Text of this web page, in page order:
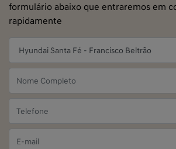
formulário abaixo que entraremos em
rapidamente